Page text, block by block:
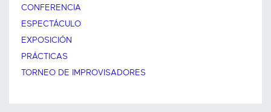
CONFERENCIA
ESPECTÁCULO
EXPOSICIÓN
PRÁCTICAS
TORNEO DE IMPROVISADORES